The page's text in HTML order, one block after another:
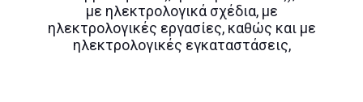
με ηλεκτρολογικά σχέδια, με
ηλεκτρολογικές εργασίες, καθώς και με
ηλεκτρολογικές εγκαταστάσεις,